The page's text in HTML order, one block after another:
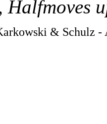
Halfmoves
& Schulz